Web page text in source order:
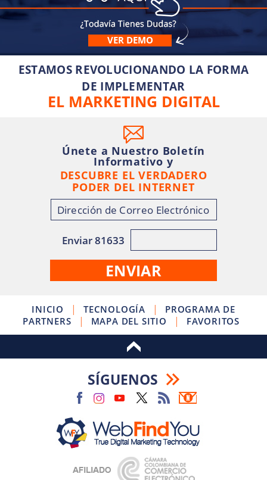
VER DEMO
ESTAMOS REVOLUCIONANDO LA FORMA
DE IMPLEMENTAR
EL MARKETING DIGITAL
Únete a Nuestro Boletín
Informativo y
DESCUBRE EL VERDADERO
PODER DEL INTERNET
Enviar 81633
INICIO | TECNOLOGÍA |
PROGRAMA DE
PARTNERS
| MAPA DEL SITIO | FAVORITOS
SÍGUENOS